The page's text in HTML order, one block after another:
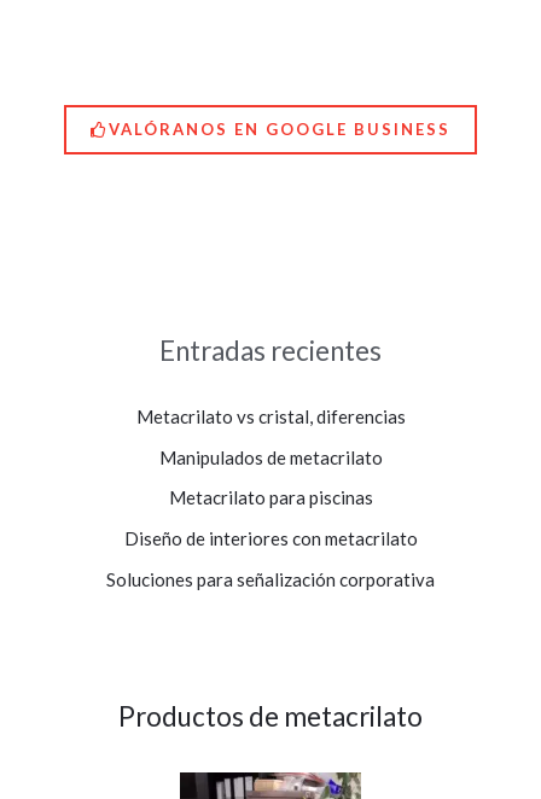
VALÓRANOS EN GOOGLE BUSINESS
Entradas recientes
Metacrilato vs cristal, diferencias
Manipulados de metacrilato
Metacrilato para piscinas
Diseño de interiores con metacrilato
Soluciones para señalización corporativa
Productos de metacrilato